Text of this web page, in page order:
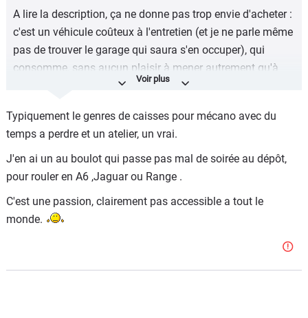
A lire la description, ça ne donne pas trop envie d'acheter :
c'est un véhicule coûteux à l'entretien (et je ne parle même
pas de trouver le garage qui saura s'en occuper), qui
consomme, sans aucun plaisir à mener autrement qu'à
très haute vitesse sur une autoroute allemande.
Bel intérieur mais pas tellement plus qu'un autre modèle.
C'est un modèle statutaire pas forcément un modèle avec
En conclusion c'est un achat déraisonnable mais si
industrielle et une image (à construire) qui s'y rattache,
c'est intéressant
Typiquement le genres de caisses pour mécano avec du
temps a perdre et un atelier, un vrai.
J'en ai un au boulot qui passe pas mal de soirée au dépôt,
pour rouler en A6 ,Jaguar ou Range .
C'est une passion, clairement pas accessible a tout le
monde.